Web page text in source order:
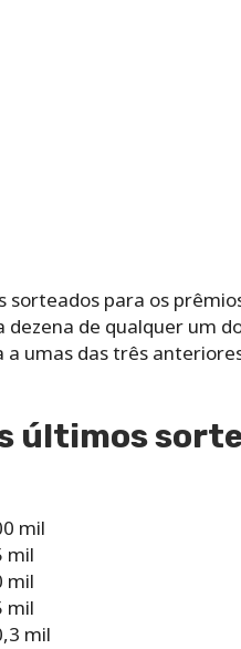
sorteados para os
dezena de qualquer um
a umas das três
últimos
mil
mil
mil
mil
mil